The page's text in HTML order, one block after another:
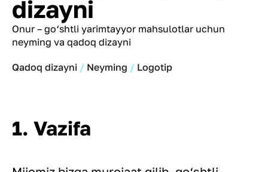
dizayni
Onur – go‘shtli yarimtayyor mahsulotlar uchun
neyming va qadoq dizayni
Qadoq dizayni Neyming Logotip
1. Vazifa